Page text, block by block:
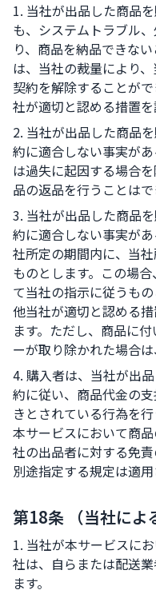
1. 当社が出品した商品
も、システムトラブル
り、商品を納品できな
は、当社の裁量により
契約を解除することが
社が適切と認める措置を
2. 当社が出品した商品
約に適合しない事実が
は過失に起因する場合
品の返品を行うことはで
3. 当社が出品した商品
約に適合しない事実が
社所定の期間内に、当
ものとします。この場
て当社の指示に従うも
他当社が適切と認める
ます。ただし、商品に
ーが取り除かれた場合
4. 購入者は、当社が出
約に従い、商品代金の
きとされている行為を
本サービスにおいて商
社の出品者に対する免
別途指定する規定は適用
第18条 （当社によ
1. 当社が本サービスに
社は、自らまたは配送
ます。